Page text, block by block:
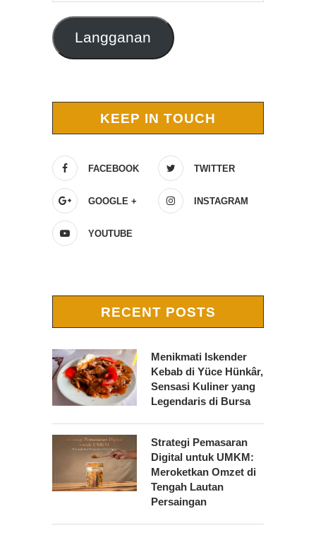
Langganan
KEEP IN TOUCH
FACEBOOK TWITTER
GOOGLE + INSTAGRAM
YOUTUBE
RECENT POSTS
Menikmati Iskender
Kebab di Yüce Hünkâr,
Sensasi Kuliner yang
Legendaris di Bursa
Strategi Pemasaran
Digital untuk UMKM:
Meroketkan Omzet di
Tengah Lautan
Persaingan